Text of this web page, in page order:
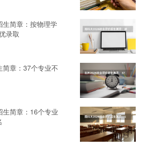
简章：按物理学
录取
章：37个专业不
简章：16个专业